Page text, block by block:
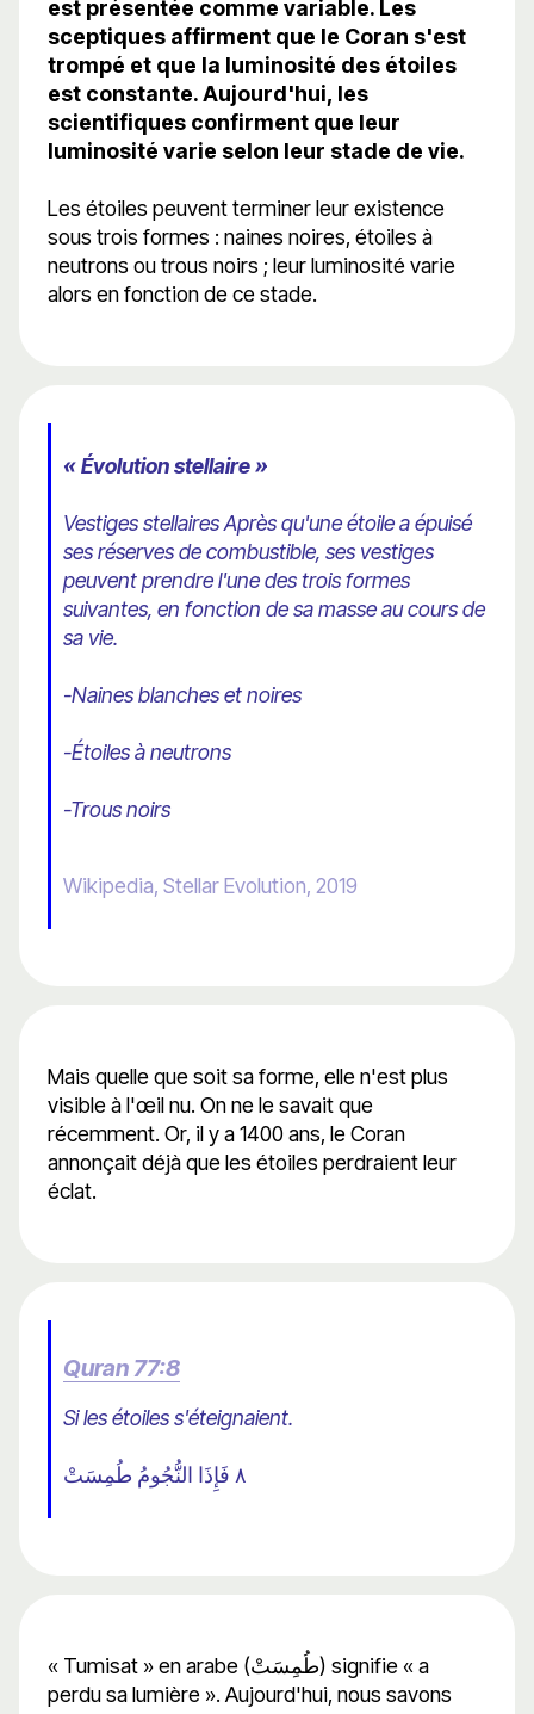
est présentée comme variable. Les
sceptiques affirment que le Coran s'est
trompé et que la luminosité des étoiles
est constante. Aujourd'hui, les
scientifiques confirment que leur
luminosité varie selon leur stade de vie.
Les étoiles peuvent terminer leur existence
sous trois formes : naines noires, étoiles à
neutrons ou trous noirs ; leur luminosité varie
alors en fonction de ce stade.
« Évolution stellaire »
Vestiges stellaires Après qu'une étoile a épuisé
ses réserves de combustible, ses vestiges
peuvent prendre l'une des trois formes
suivantes, en fonction de sa masse au cours de
sa vie.
-Naines blanches et noires
-Étoiles à neutrons
-Trous noirs
Wikipedia, Stellar Evolution, 2019
Mais quelle que soit sa forme, elle n'est plus
visible à l'œil nu. On ne le savait que
récemment. Or, il y a 1400 ans, le Coran
annonçait déjà que les étoiles perdraient leur
éclat.
Quran 77:8
Si les étoiles s'éteignaient.
٨ فَإِذَا النُّجُومُ طُمِسَتْ
« Tumisat » en arabe (طُمِسَتْ) signifie « a
perdu sa lumière ». Aujourd'hui, nous savons